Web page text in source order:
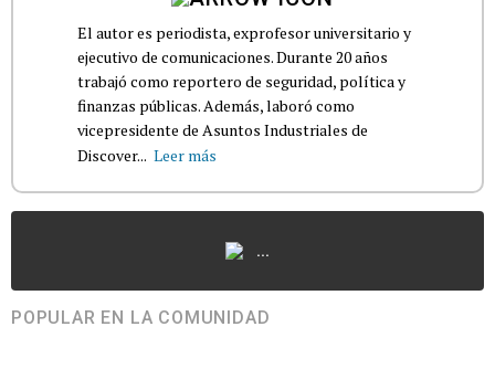
El autor es periodista, exprofesor universitario y
ejecutivo de comunicaciones. Durante 20 años
trabajó como reportero de seguridad, política y
finanzas públicas. Además, laboró como
vicepresidente de Asuntos Industriales de
Discover... Leer más
...
POPULAR EN LA COMUNIDAD